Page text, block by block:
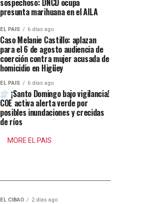
sospechoso: DNCD ocupa
presunta marihuana en el AILA
EL PAIS 6 días ago
Caso Melanie Castillo: aplazan
para el 6 de agosto audiencia de
coerción contra mujer acusada de
homicidio en Higüey
EL PAIS 6 días ago
¡Santo Domingo bajo vigilancia!
COE activa alerta verde por
posibles inundaciones y crecidas
de ríos
MORE EL PAIS
EL CIBAO 2 días ago